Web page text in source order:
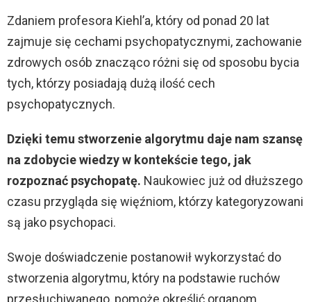
Zdaniem profesora Kiehl’a, który od ponad 20 lat
zajmuje się cechami psychopatycznymi, zachowanie
zdrowych osób znacząco różni się od sposobu bycia
tych, którzy posiadają dużą ilość cech
psychopatycznych.
Dzięki temu stworzenie algorytmu daje nam szansę
na zdobycie wiedzy w kontekście tego, jak
rozpoznać psychopatę. Naukowiec już od dłuższego
czasu przygląda się więźniom, którzy kategoryzowani
są jako psychopaci.
Swoje doświadczenie postanowił wykorzystać do
stworzenia algorytmu, który na podstawie ruchów
przesłuchiwanego, pomoże określić organom